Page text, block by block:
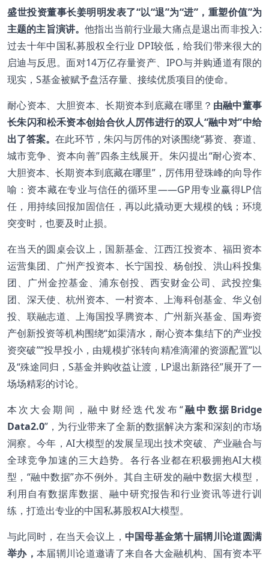
盛世投资董事长姜明明发表了“以“退”为“进”，重塑价值”为
主题的主旨演讲。他指出当前行业最大痛点是退出而非投入:
过去十年中国私募股权全行业 DPI较低，给我们带来很大的
启迪与反思。面对14万亿存量资产、IPO与并购通道有限的
现实，S基金被赋予盘活存量、接续优质项目的使命。
耐心资本、大胆资本、长期资本到底藏在哪里？ 由融中董事
长朱闪和松禾资本创始合伙人厉伟进行的双人“融中对”中给
出了答案。在此环节，朱闪与厉伟的对谈围绕“募资、赛道、
城市竞争、资本向善”四条主线展开。朱闪提出“耐心资本、
大胆资本、长期资本到底藏在哪里”，厉伟用登珠峰的向导作
喻：资本藏在专业与信任的循环里——GP用专业赢得LP信
任，用持续回报加固信任，再以此撬动更大规模的钱；环境
突变时，也要及时止损。
在当天的圆桌会议上，国新基金、江西江投资本、福田资本
运营集团、广州产投资本、长宁国投、杨创投、洪山科投集
团、广州金控基金、浦东创投、西安财金公司、武投控集
团、深天使、杭州资本、一村资本、上海科创基金、华义创
投、联融志道、上海国投孚腾资本、广州新兴基金、国寿资
产创新投资等机构围绕“如渠清水，耐心资本集结下的产业投
资突破”“投早投小，由规模扩张转向精准滴灌的资源配置”以
及“殊途同归，S基金并购收益让渡，LP退出新路径”展开了一
场场精彩的讨论。
本次大会期间，融中财经迭代发布“融中数据Bridge
Data2.0”，为行业带来了全新的数据解决方案和深刻的市场
洞察。今年，AI大模型的发展呈现出技术突破、产业融合与
全球竞争加速的三大趋势。各行各业都在积极拥抱AI大模
型，“融中数据”亦不例外。其自主研发的融中数据大模型，
利用自有数据库数据、融中研究报告和行业资讯等进行训
练，打造出专业的中国私募股权AI大模型。
与此同时，在当天会议上， 中国母基金第十届辋川论道圆满
举办， 本届辋川论道邀请了来自各大金融机构、国有资本平